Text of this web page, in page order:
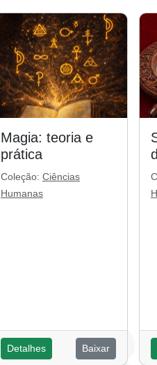
Magia: teoria e
prática
Coleção: Ciências
Humanas
Detalhes Baixar